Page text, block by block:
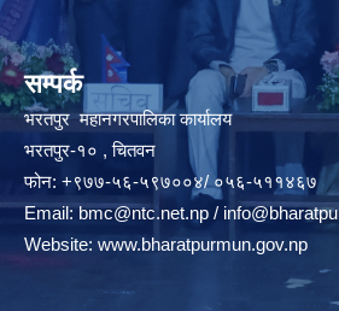
सम्पर्क
भरतपुर महानगरपालिका कार्यालय
भरतपुर-१० , चितवन
फोन: +९७७-५६-५९७००४/ ०५६-५११४६७
Email:bmc@ntc.net.np /
Website: www.bharatpurmun.gov.np